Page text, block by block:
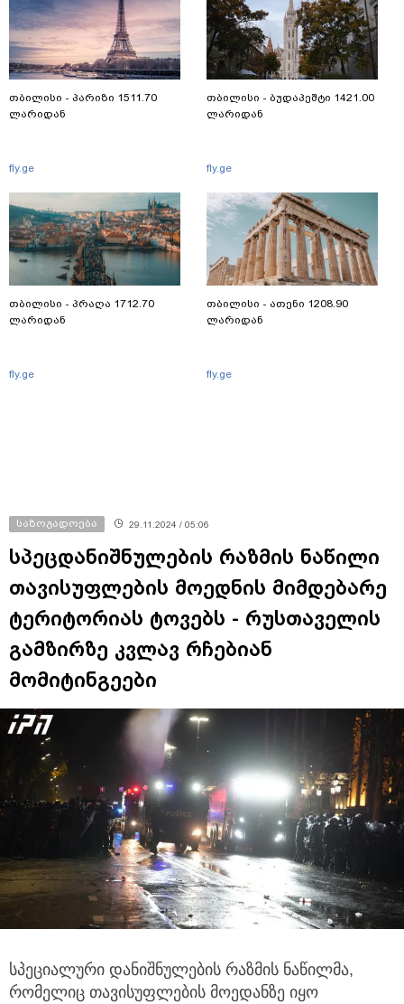
თბილისი - პარიზი 1511.70
ლარიდან
fly.ge
თბილისი - პრაღა 1712.70
ლარიდან
fly.ge
თბილისი - ბუდაპეშტი 1421.00
ლარიდან
fly.ge
თბილისი - ათენი 1208.90
ლარიდან
fly.ge
საზოგადოება 29.11.2024 / 05:06
სპეცდანიშნულების რაზმის ნაწილი
თავისუფლების მოედნის მიმდებარე
ტერიტორიას ტოვებს - რუსთაველის
გამზირზე კვლავ რჩებიან
მომიტინგეები
სპეციალური დანიშნულების რაზმის ნაწილმა,
რომელიც თავისუფლების მოედანზე იყო